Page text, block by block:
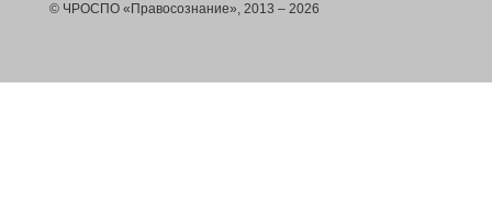
© ЧРОСПО «Правосознание», 2013 – 2026